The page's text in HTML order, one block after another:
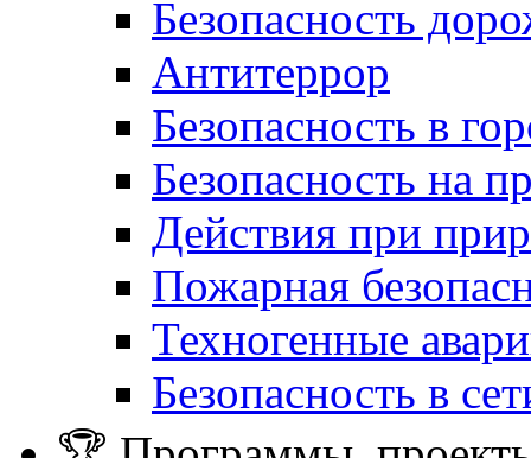
Безопасность
Антитеррор
Безопасность в
Безопасность на
Действия при
Пожарная
Техногенные
Безопасность в